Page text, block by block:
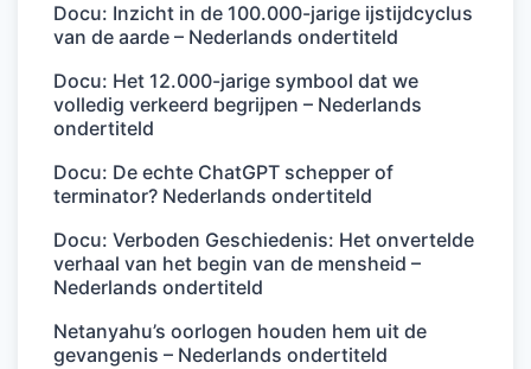
Docu: Inzicht in de 100.000-jarige ijstijdcyclus
van de aarde – Nederlands ondertiteld
Docu: Het 12.000-jarige symbool dat we
volledig verkeerd begrijpen – Nederlands
ondertiteld
Docu: De echte ChatGPT schepper of
terminator? Nederlands ondertiteld
Docu: Verboden Geschiedenis: Het onvertelde
verhaal van het begin van de mensheid –
Nederlands ondertiteld
Netanyahu’s oorlogen houden hem uit de
gevangenis – Nederlands ondertiteld